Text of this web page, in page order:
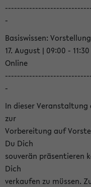
-
Basiswissen:
17. August | 09:00 -
Online
-
In dieser
zur
Vorbereitung auf
Du Dich
souverän präsentieren
Dich
verkaufen zu müssen.